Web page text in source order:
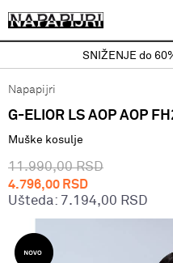
SNIŽENJE do
Napapijri
G-ELIOR LS AOP AOP
Muške kosulje
11.990,00 RSD
4.796,00 RSD
Ušteda: 7.194,00 RSD